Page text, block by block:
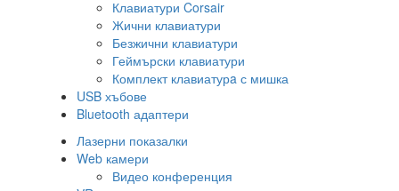
Клавиатури Corsair
Жични клавиатури
Безжични клавиатури
Геймърски клавиатури
Комплект клавиатурa с мишка
USB хъбове
Bluetooth адаптери
Лазерни показалки
Web камери
Видео конференция